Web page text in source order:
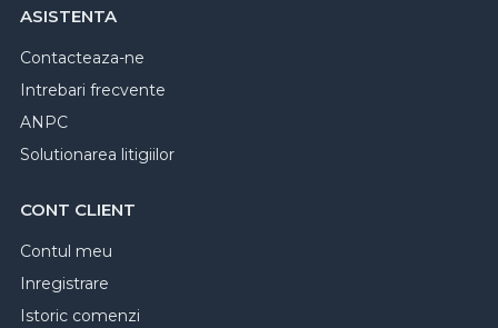
ASISTENTA
Contacteaza-ne
Intrebari frecvente
ANPC
Solutionarea litigiilor
CONT CLIENT
Contul meu
Inregistrare
Istoric comenzi